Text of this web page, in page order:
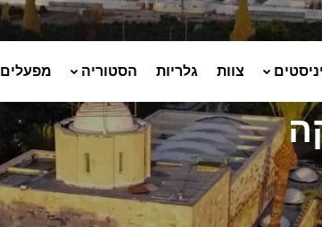
צוות גלריות הסטוריה מפעלים